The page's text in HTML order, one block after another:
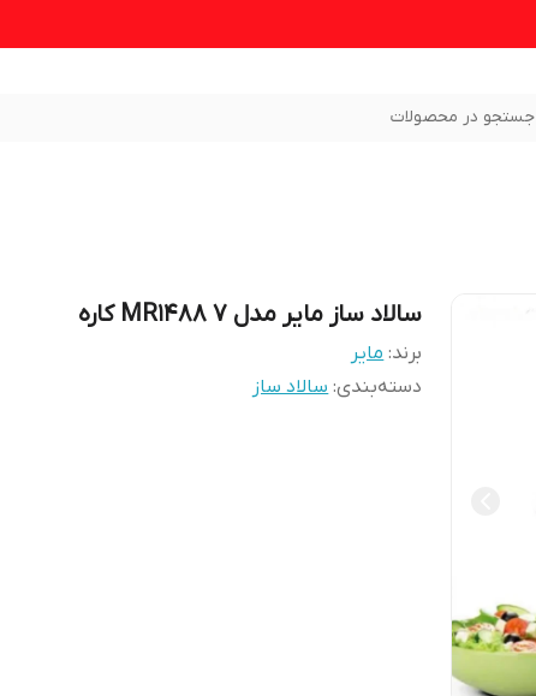
جستجو در محصولات
سالاد ساز مایر مدل MR1488 ۷ کاره
برند: مایر
دسته‌بندی:سالاد ساز